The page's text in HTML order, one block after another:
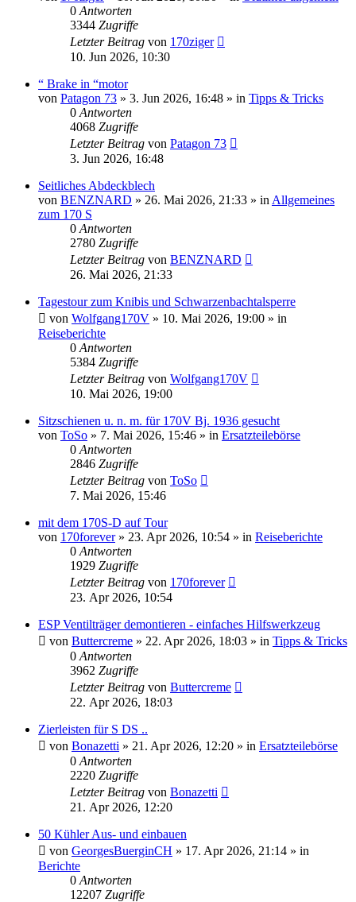
0 Antworten
3344 Zugriffe
Letzter Beitrag von 170ziger
10. Jun 2026, 10:30
“ Brake in “motor
von Patagon 73 » 3. Jun 2026, 16:48 » in Tipps & Tricks
0 Antworten
4068 Zugriffe
Letzter Beitrag von Patagon 73
3. Jun 2026, 16:48
Seitliches Abdeckblech
von BENZNARD » 26. Mai 2026, 21:33 » in Allgemeines
zum 170 S
0 Antworten
2780 Zugriffe
Letzter Beitrag von BENZNARD
26. Mai 2026, 21:33
Tagestour zum Knibis und Schwarzenbachtalsperre
von Wolfgang170V » 10. Mai 2026, 19:00 » in
Reiseberichte
0 Antworten
5384 Zugriffe
Letzter Beitrag von Wolfgang170V
10. Mai 2026, 19:00
Sitzschienen u. n. m. für 170V Bj. 1936 gesucht
von ToSo » 7. Mai 2026, 15:46 » in Ersatzteilebörse
0 Antworten
2846 Zugriffe
Letzter Beitrag von ToSo
7. Mai 2026, 15:46
mit dem 170S-D auf Tour
von 170forever» 23. Apr 2026, 10:54 » in Reiseberichte
0 Antworten
1929 Zugriffe
Letzter Beitrag von 170forever
23. Apr 2026, 10:54
ESP Ventilträger demontieren - einfaches Hilfswerkzeug
von Buttercreme » 22. Apr 2026, 18:03 » in Tipps & Tricks
0 Antworten
3962 Zugriffe
Letzter Beitrag von Buttercreme
22. Apr 2026, 18:03
Zierleisten für S DS ..
von Bonazetti » 21. Apr 2026, 12:20 » in Ersatzteilebörse
0 Antworten
2220 Zugriffe
Letzter Beitrag von Bonazetti
21. Apr 2026, 12:20
50 Kühler Aus- und einbauen
von GeorgesBuerginCH » 17. Apr 2026, 21:14 » in
Berichte
0 Antworten
12207 Zugriffe